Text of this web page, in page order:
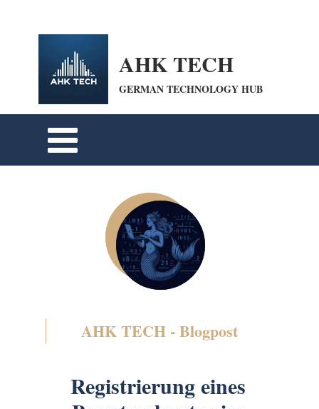
AHK TECH
GERMAN TECHNOLOGY HUB
AHK TECH - Blogpost
Registrierung eines